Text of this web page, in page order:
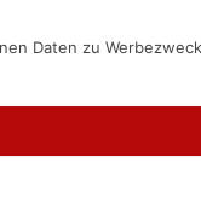
Daten zu